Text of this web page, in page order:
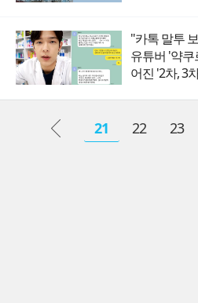
"카톡 말투
유튜버 '약쿠
어진 '2차, 3
21 22 23